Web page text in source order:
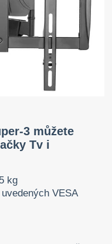
3 můžete
Tv i
kg
VESA